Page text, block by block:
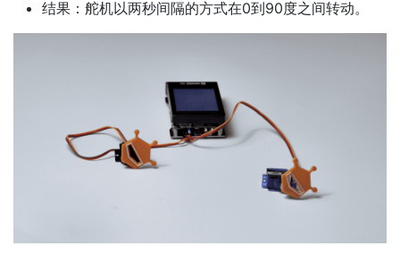
结果：舵机以两秒间隔的方式在0到90度之间转动。